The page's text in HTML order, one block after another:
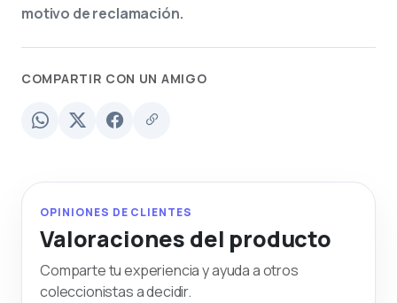
motivo de reclamación.
COMPARTIR CON UN AMIGO
OPINIONES DE CLIENTES
Valoraciones del producto
Comparte tu experiencia y ayuda a otros
coleccionistas a decidir.